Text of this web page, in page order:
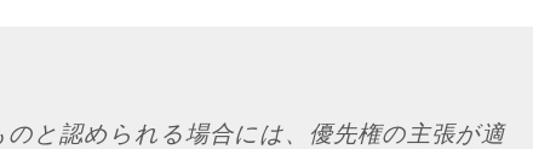
と認められる場合には、優先権の主張が適